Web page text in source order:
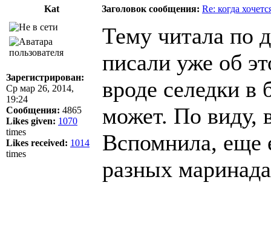
Kat
Заголовок сообщения: Re: когда
Зарегистрирован:
Ср мар 26, 2014,
19:24
Сообщения: 4865
Likes given: 1070
times
Likes received: 1014
times
Тему читала по
писали уже об
вроде селедки в
может. По виду,
Вспомнила, еще
разных